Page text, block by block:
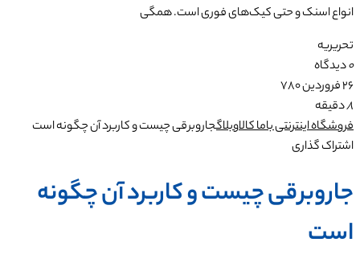
انواع اسنک و حتی کیک‌های فوری است. همگی
تحریریه
0دیدگاه
۲۶ فروردین ۷۸۰
8دقیقه
فروشگاه اینترنتی باما کالاوبلاگجاروبرقی چیست و کاربرد آن چگونه است
اشتراک گذاری
جاروبرقی چیست و کاربرد آن چگونه
است